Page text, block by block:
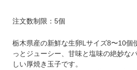
注文数制限：5個
栃木県産の新鮮な生卵Lサイズ8〜10個
っとジューシー、甘味と塩味の絶妙な
しい厚焼き玉子です。